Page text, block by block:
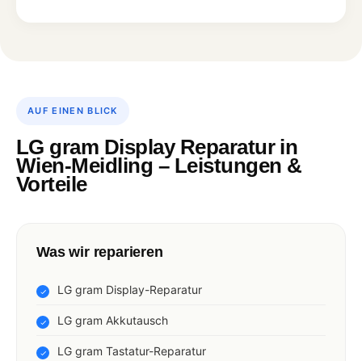
AUF EINEN BLICK
LG gram Display Reparatur in
Wien-Meidling – Leistungen &
Vorteile
Was wir reparieren
LG gram Display-Reparatur
LG gram Akkutausch
LG gram Tastatur-Reparatur